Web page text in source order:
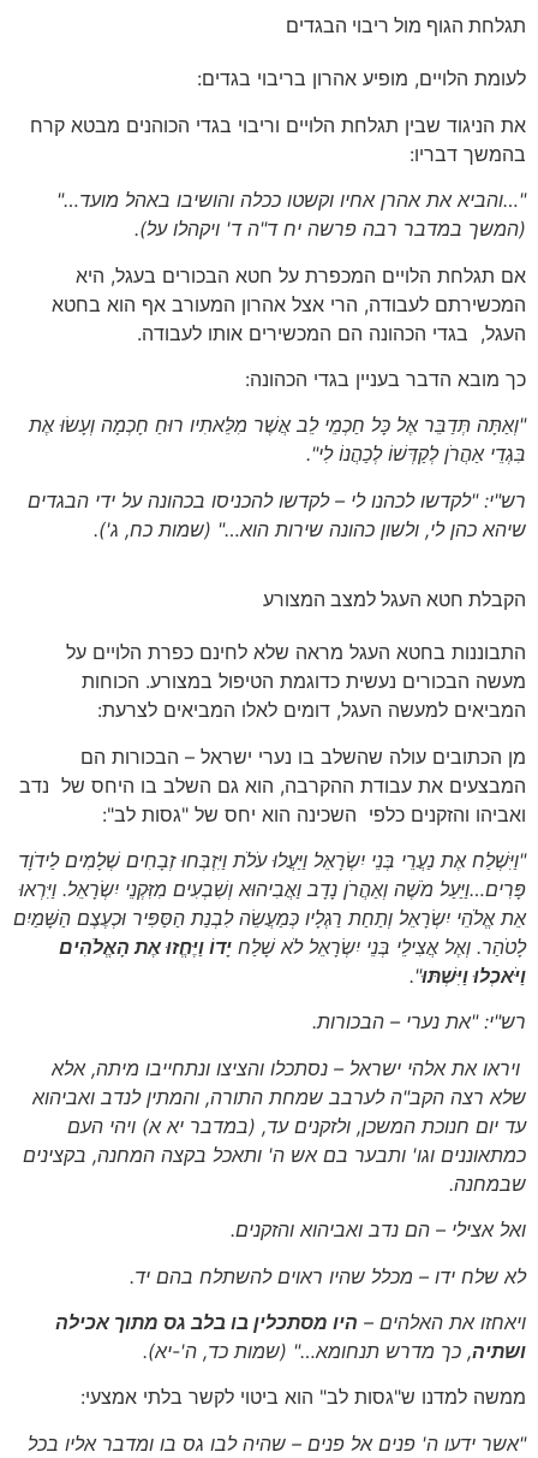
תגלחת הגוף מול ריבוי הבגדים
לעומת הלויים, מופיע אהרון בריבוי בגדים:
את הניגוד שבין תגלחת הלויים וריבוי בגדי הכוהנים מבטא קרח
בהמשך דבריו:
"…והביא את אהרן אחיו וקשטו ככלה והושיבו באהל מועד…"
(המשך במדבר רבה פרשה יח ד"ה ד' ויקהלו על).
אם תגלחת הלויים המכפרת על חטא הבכורים בעגל, היא
המכשירתם לעבודה, הרי אצל אהרון המעורב אף הוא בחטא
העגל, בגדי הכהונה הם המכשירים אותו לעבודה.
כך מובא הדבר בעניין בגדי הכהונה:
"וְאַתָּה תְּדַבֵּר אֶל כָּל חַכְמֵי לֵב אֲשֶׁר מִלֵּאתִיו רוּחַ חָכְמָה וְעָשׂוּ אֶת
בִּגְדֵי אַהֲרֹן לְקַדְּשׁוֹ לְכַהֲנוֹ לִי".
רש"י: "לקדשו לכהנו לי – לקדשו להכניסו בכהונה על ידי הבגדים
שיהא כהן לי, ולשון כהונה שירות הוא…" (שמות כח, ג').
הקבלת חטא העגל למצב המצורע
התבוננות בחטא העגל מראה שלא לחינם כפרת הלויים על
מעשה הבכורים נעשית כדוגמת הטיפול במצורע. הכוחות
המביאים למעשה העגל, דומים לאלו המביאים לצרעת:
מן הכתובים עולה שהשלב בו נערי ישראל – הבכורות הם
המבצעים את עבודת ההקרבה, הוא גם השלב בו היחס של נדב
ואביהו והזקנים כלפי השכינה הוא יחס של "גסות לב":
"וַיִּשְׁלַח אֶת נַעֲרֵי בְּנֵי יִשְׂרָאֵל וַיַּעֲלוּ עֹלֹת וַיִּזְבְּחוּ זְבָחִים שְׁלָמִים לַידֹוָד
פָּרִים…וַיַּעַל מֹשֶׁה וְאַהֲרֹן נָדָב וַאֲבִיהוּא וְשִׁבְעִים מִזִּקְנֵי יִשְׂרָאֵל. וַיִּרְאוּ
אֵת אֱלֹהֵי יִשְׂרָאֵל וְתַחַת רַגְלָיו כְּמַעֲשֵׂה לִבְנַת הַסַּפִּיר וּכְעֶצֶם הַשָּׁמַיִם
לָטֹהַר. וְאֶל אֲצִילֵי בְּנֵי יִשְׂרָאֵל לֹא שָׁלַח יָדוֹ וַיֶּחֱזוּ אֶת הָאֱלֹהִים
וַיֹּאכְלוּ וַיִּשְׁתּוּ".
רש"י: "את נערי – הבכורות.
ויראו את אלהי ישראל – נסתכלו והציצו ונתחייבו מיתה, אלא
שלא רצה הקב"ה לערבב שמחת התורה, והמתין לנדב ואביהוא
עד יום חנוכת המשכן, ולזקנים עד, (במדבר יא א) ויהי העם
כמתאוננים וגו' ותבער בם אש ה' ותאכל בקצה המחנה, בקצינים
שבמחנה.
ואל אצילי – הם נדב ואביהוא והזקנים.
לא שלח ידו – מכלל שהיו ראוים להשתלח בהם יד.
ויאחזו את האלהים – היו מסתכלין בו בלב גס מתוך אכילה
ושתיה, כך מדרש תנחומא…" (שמות כד, ה'-יא).
ממשה למדנו ש"גסות לב" הוא ביטוי לקשר בלתי אמצעי:
"אשר ידעו ה' פנים אל פנים – שהיה לבו גס בו ומדבר אליו בכל